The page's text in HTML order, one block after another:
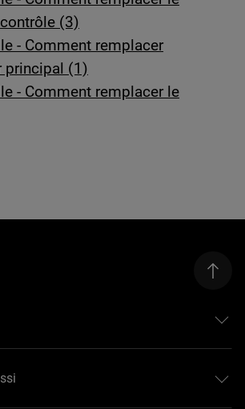
(3)
- Comment remplacer
principal (1)
- Comment remplacer le